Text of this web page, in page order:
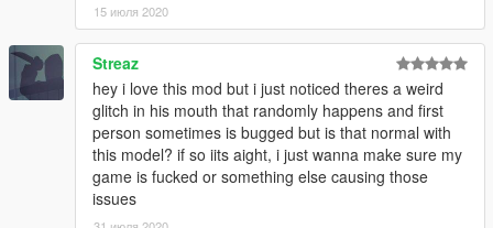
15 июля 2020
Streaz
hey i love this mod but i just noticed theres a weird
glitch in his mouth that randomly happens and first
person sometimes is bugged but is that normal with
this model? if so iits aight, i just wanna make sure my
game is fucked or something else causing those
issues